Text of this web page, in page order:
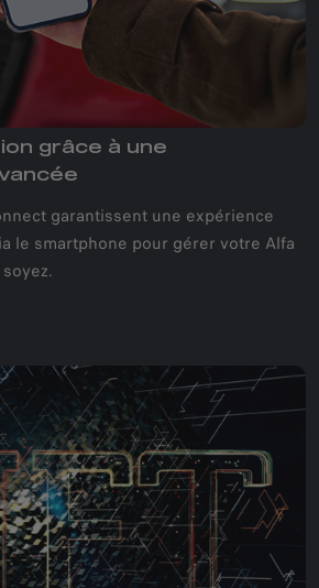
grâce à une
garantissent une expérience
le smartphone pour gérer votre Alfa